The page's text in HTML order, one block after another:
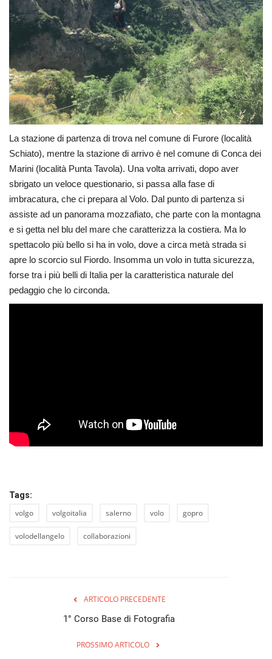
La stazione di partenza di trova nel comune di Furore (località
Schiato), mentre la stazione di arrivo è nel comune di Conca dei
Marini (località Punta Tavola). Una volta arrivati, dopo aver
sbrigato un veloce questionario, si passa alla fase di
imbracatura, che ci prepara al Volo. Dal punto di partenza si
assiste ad un panorama mozzafiato, che parte con la montagna
e si getta nel blu del mare che caratterizza la costiera. Ma lo
spettacolo più bello si ha in volo, dove a circa metà strada si
apre lo scorcio sul Fiordo. Insomma un volo in tutta sicurezza,
forse tra i più belli di Italia per la caratteristica naturale del
pedaggio che lo circonda.
Tags:
volgo volgoitalia salerno volo gopro
volodellangelo collaborazioni
ARTICOLO PRECEDENTE
1° Corso Base di Fotografia
PROSSIMO ARTICOLO